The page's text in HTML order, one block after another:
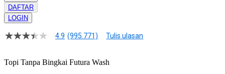
DAFTAR
LOGIN
4.9
bintang,
4.9 (995.771) Tulis ulasan
Topi Tanpa Bingkai Futura Wash